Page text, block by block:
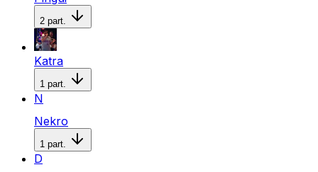
2 part.
Katra
1 part.
N
Nekro
1 part.
D